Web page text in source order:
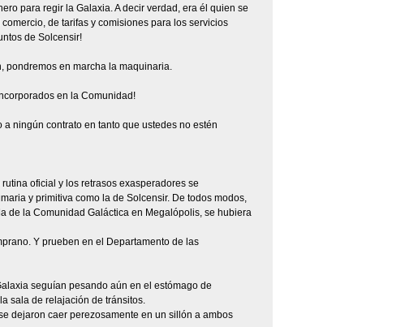
para regir la Galaxia. A decir verdad, era él quien se
de tarifas y comisiones para los servicios
de Solcensir!
pondremos en marcha la maquinaria.
en la Comunidad!
ningún contrato en tanto que ustedes no estén
oficial y los retrasos exasperadores se
y primitiva como la de Solcensir. De todos modos,
de la Comunidad Galáctica en Megalópolis, se hubiera
Y prueben en el Departamento de las
seguían pesando aún en el estómago de
sala de relajación de tránsitos.
dejaron caer perezosamente en un sillón a ambos